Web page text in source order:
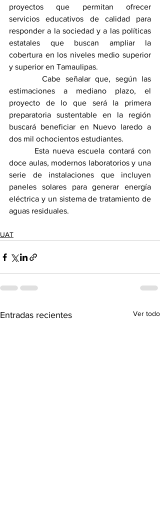
proyectos que permitan ofrecer
servicios educativos de calidad para
responder a la sociedad y a las políticas
estatales que buscan ampliar la
cobertura en los niveles medio superior
y superior en Tamaulipas.
Cabe señalar que, según las
estimaciones a mediano plazo, el
proyecto de lo que será la primera
preparatoria sustentable en la región
buscará beneficiar en Nuevo laredo a
dos mil ochocientos estudiantes.
Esta nueva escuela contará con
doce aulas, modernos laboratorios y una
serie de instalaciones que incluyen
paneles solares para generar energía
eléctrica y un sistema de tratamiento de
aguas residuales.
UAT
Entradas recientes Ver todo